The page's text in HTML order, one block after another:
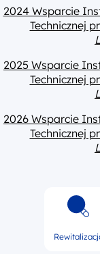
2024 Wsparcie
Technicznej
2025 Wsparcie
Technicznej
2026 Wsparcie
Technicznej